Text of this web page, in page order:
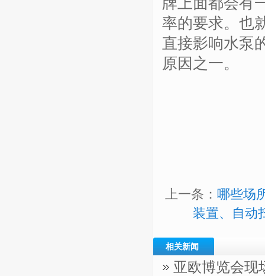
率的要求。也
直接影响水泵
原因之一。
上一条： 哪些场
装置、自动
相关新闻
亚欧博览会现